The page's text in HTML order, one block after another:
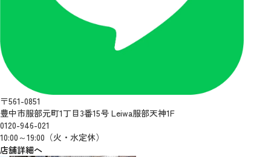
〒561-0851
豊中市服部元町1丁目3番15号 Leiwa服部天神1F
0120-946-021
10:00～19:00（火・水定休）
店舗詳細へ